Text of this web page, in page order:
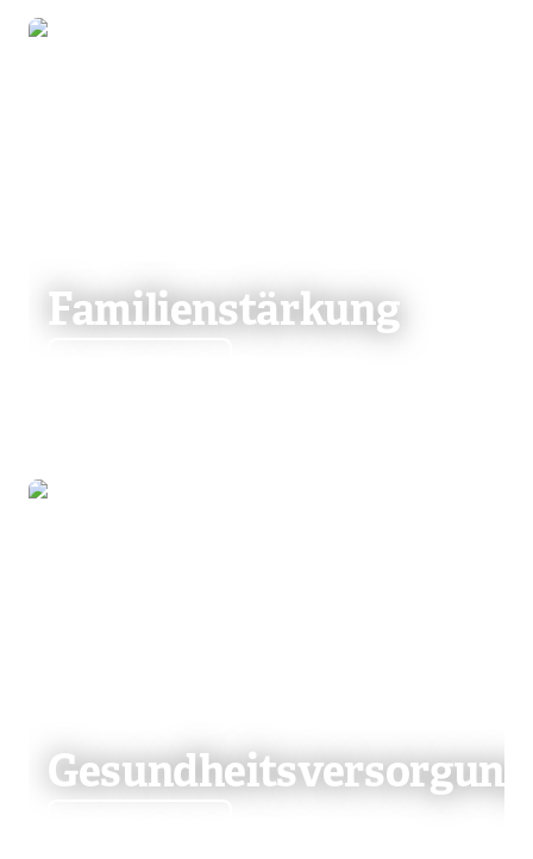
Familienstärkung
Gesundheitsversorgung